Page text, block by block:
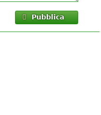
Pubblica